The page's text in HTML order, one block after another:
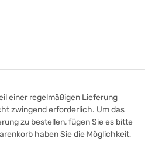
einer regelmäßigen Lieferung
zwingend erforderlich. Um das
zu bestellen, fügen Sie es bitte
haben Sie die Möglichkeit,